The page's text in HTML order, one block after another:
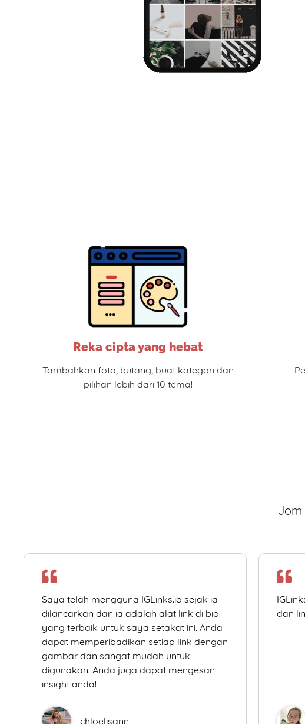
Reka cipta yang hebat
Tambahkan foto, butang, buat kategori dan
pilihan lebih dari 10 tema!
Jom
Saya telah mengguna IGLinks.io sejak ia
dilancarkan dan ia adalah alat link di bio
yang terbaik untuk saya setakat ini. Anda
dapat memperibadikan setiap link dengan
gambar dan sangat mudah untuk
digunakan. Anda juga dapat mengesan
insight anda!
chloelisann
dan